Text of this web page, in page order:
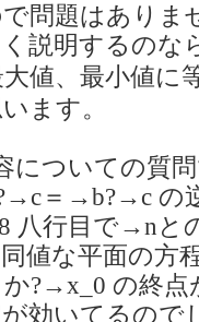
問題はありま
説明するのな
値、最小値に
ます。
についての質
＝→b?→c の
八行目で→nと
値な平面の方
?→x_0 の終点
効いてるので